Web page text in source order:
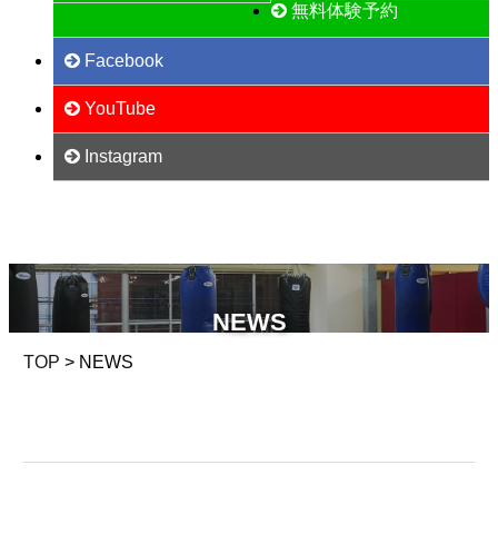
無料体験予約
Facebook
YouTube
Instagram
NEWS
TOP > NEWS